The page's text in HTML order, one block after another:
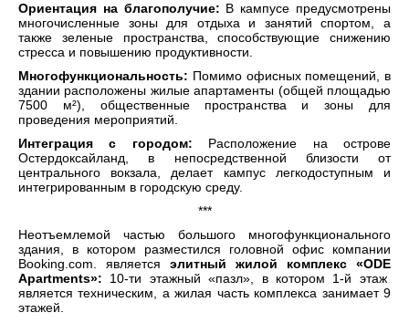
Ориентация на благополучие: В кампусе предусмотрены
многочисленные зоны для отдыха и занятий спортом, а
также зеленые пространства, способствующие снижению
стресса и повышению продуктивности.
Многофункциональность: Помимо офисных помещений, в
здании расположены жилые апартаменты (общей площадью
7500 м²), общественные пространства и зоны для
проведения мероприятий.
Интеграция с городом: Расположение на острове
Остердоксайланд, в непосредственной близости от
центрального вокзала, делает кампус легкодоступным и
интегрированным в городскую среду.
***
Неотъемлемой частью большого многофункционального
здания, в котором разместился головной офис компании
Booking.com. является элитный жилой комплекс «ODE
Apartments»: 10-ти этажный «пазл», в котором 1-й этаж
является техническим, а жилая часть комплекса занимает 9
этажей.